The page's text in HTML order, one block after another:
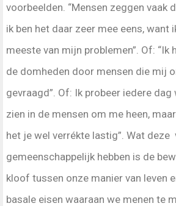
voorbeelden. “Mensen zeggen vaak
ik ben het daar zeer mee eens, want
meeste van mijn problemen”. Of: “Ik
de domheden door mensen die mij
gevraagd”. Of: Ik probeer iedere
zien in de mensen om me heen,
het je wel verrékte lastig”. Wat deze
gemeenschappelijk hebben is de
kloof tussen onze manier van leven
basale eisen waaraan we menen te